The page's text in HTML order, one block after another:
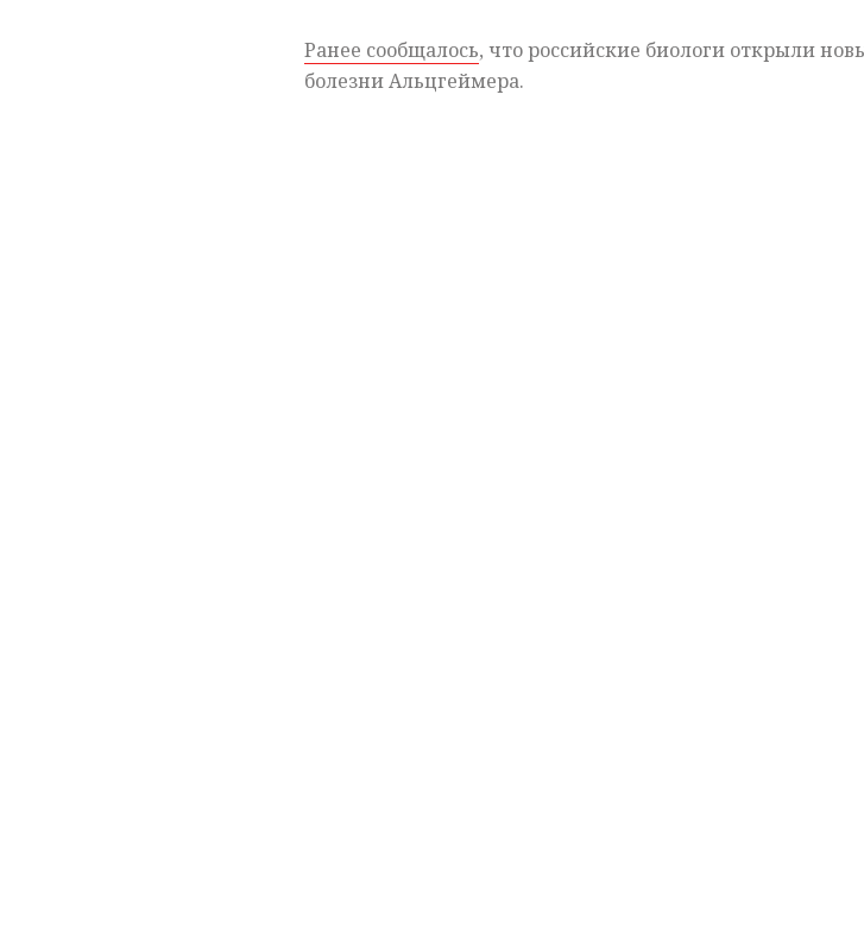
Ранее сообщалось, что российские биологи открыли
болезни Альцгеймера.